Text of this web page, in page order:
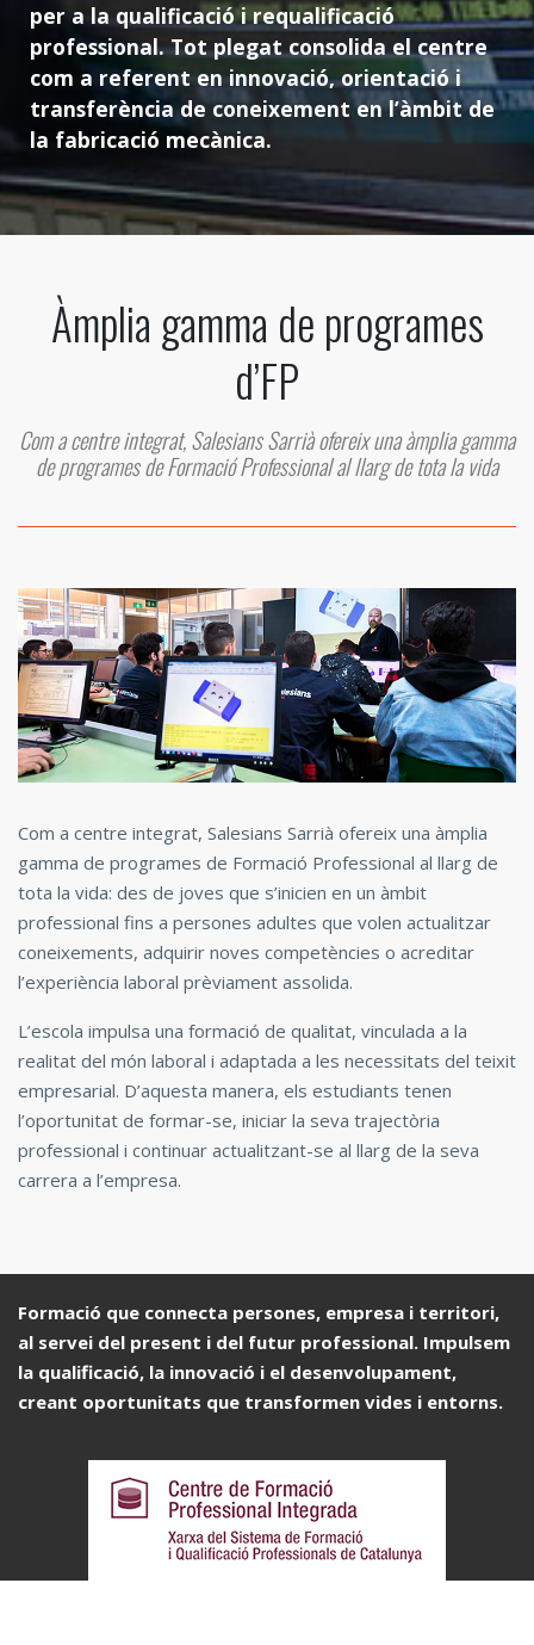
per a la qualificació i requalificació
professional. Tot plegat consolida el centre
com a referent en innovació, orientació i
transferència de coneixement en l’àmbit de
la fabricació mecànica.
Àmplia gamma de programes
d’FP
Com a centre integrat, Salesians Sarrià ofereix una àmplia gamma
de programes de Formació Professional al llarg de tota la vida
Com a centre integrat, Salesians Sarrià ofereix una àmplia
gamma de programes de Formació Professional al llarg de
tota la vida: des de joves que s’inicien en un àmbit
professional fins a persones adultes que volen actualitzar
coneixements, adquirir noves competències o acreditar
l’experiència laboral prèviament assolida.
L’escola impulsa una formació de qualitat, vinculada a la
realitat del món laboral i adaptada a les necessitats del teixit
empresarial. D’aquesta manera, els estudiants tenen
l’oportunitat de formar-se, iniciar la seva trajectòria
professional i continuar actualitzant-se al llarg de la seva
carrera a l’empresa.
Formació que connecta persones, empresa i territori,
al servei del present i del futur professional. Impulsem
la qualificació, la innovació i el desenvolupament,
creant oportunitats que transformen vides i entorns.